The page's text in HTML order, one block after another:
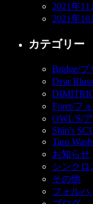
2021年11
2021年10
カテゴリー
Bridge/ブ
Dear
Foret/フ
OWL'S/
Shin's
Taro
お知らせ
シンクロ
その他
フォルハ